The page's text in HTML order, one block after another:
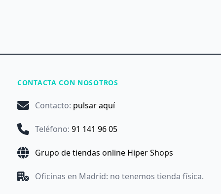
CONTACTA CON NOSOTROS
Contacto: pulsar aquí
Teléfono: 91 141 96 05
Grupo de tiendas online Hiper Shops
Oficinas en Madrid: no tenemos tienda física.